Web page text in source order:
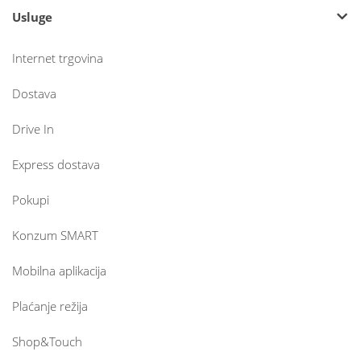
Usluge
Internet trgovina
Dostava
Drive In
Express dostava
Pokupi
Konzum SMART
Mobilna aplikacija
Plaćanje režija
Shop&Touch